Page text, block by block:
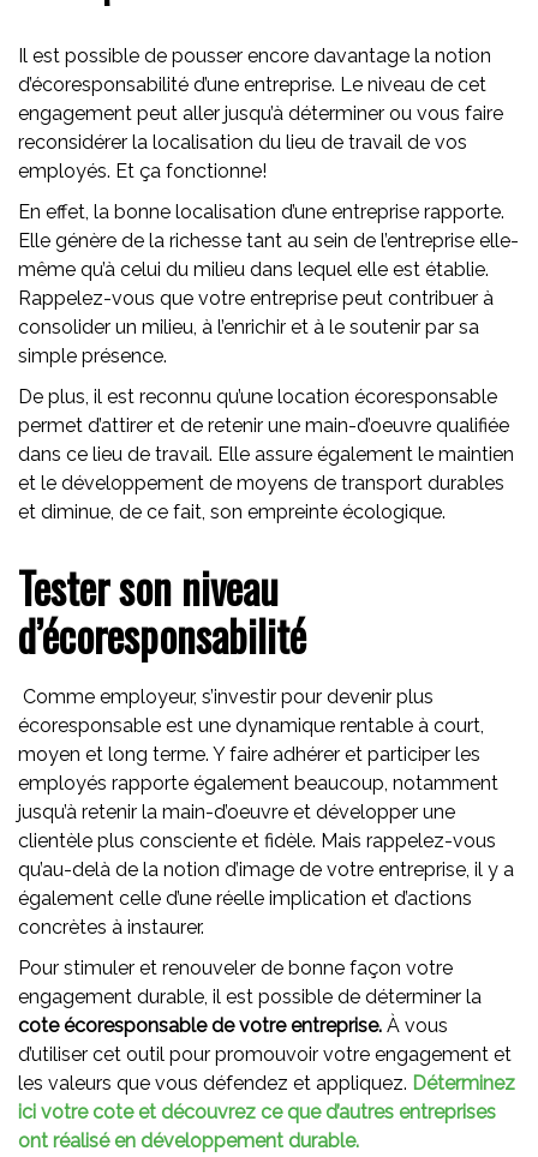
Il est possible de pousser encore davantage la notion
d’écoresponsabilité d’une entreprise. Le niveau de cet
engagement peut aller jusqu’à déterminer ou vous faire
reconsidérer la localisation du lieu de travail de vos
employés. Et ça fonctionne!
En effet, la bonne localisation d’une entreprise rapporte.
Elle génère de la richesse tant au sein de l’entreprise elle-
même qu’à celui du milieu dans lequel elle est établie.
Rappelez-vous que votre entreprise peut contribuer à
consolider un milieu, à l’enrichir et à le soutenir par sa
simple présence.
De plus, il est reconnu qu’une location écoresponsable
permet d’attirer et de retenir une main-d’oeuvre qualifiée
dans ce lieu de travail. Elle assure également le maintien
et le développement de moyens de transport durables
et diminue, de ce fait, son empreinte écologique.
Tester son niveau
d’écoresponsabilité
Comme employeur, s’investir pour devenir plus
écoresponsable est une dynamique rentable à court,
moyen et long terme. Y faire adhérer et participer les
employés rapporte également beaucoup, notamment
jusqu’à retenir la main-d’oeuvre et développer une
clientèle plus consciente et fidèle. Mais rappelez-vous
qu’au-delà de la notion d’image de votre entreprise, il y a
également celle d’une réelle implication et d’actions
concrètes à instaurer.
Pour stimuler et renouveler de bonne façon votre
engagement durable, il est possible de déterminer la
cote écoresponsable de votre entreprise. À vous
d’utiliser cet outil pour promouvoir votre engagement et
les valeurs que vous défendez et appliquez. Déterminez
ici votre cote et découvrez ce que d’autres entreprises
ont réalisé en développement durable.